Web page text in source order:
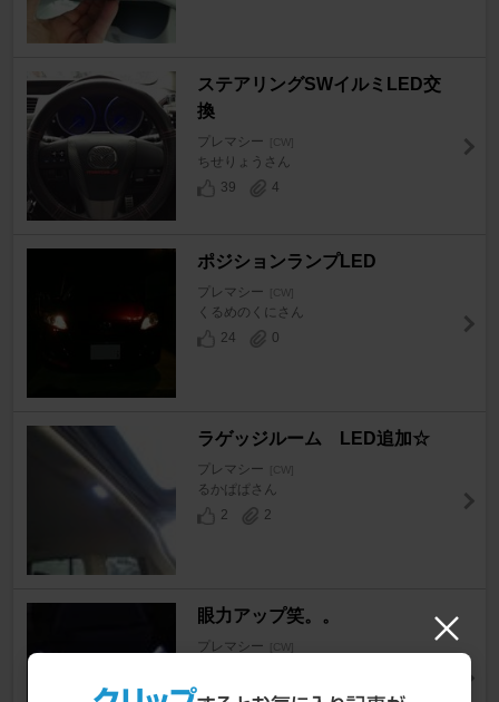
ステアリングSWイルミLED交
換
プレマシー [CW]
ちせりょうさん
39
4
ポジションランプLED
プレマシー [CW]
くるめのくにさん
24
0
ラゲッジルーム LED追加☆
プレマシー [CW]
るかぱぱさん
2
2
眼力アップ笑。。
プレマシー [CW]